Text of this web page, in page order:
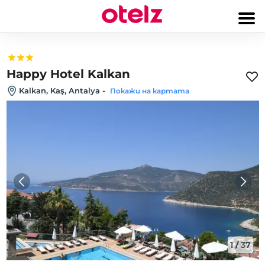
Happy Hotel Kalkan
Kalkan, Kaş, Antalya - Покажи на картата
1/37